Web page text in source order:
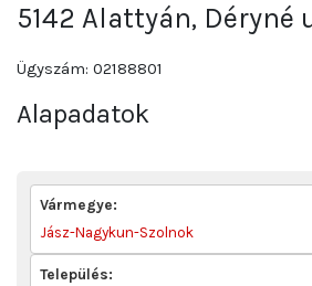
5142 Alattyán, Déryné
Ügyszám: 02188801
Alapadatok
Vármegye:
Jász-Nagykun-Szolnok
Település: